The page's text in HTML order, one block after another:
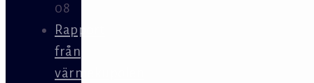
08
Rapport
från
värmekupolen